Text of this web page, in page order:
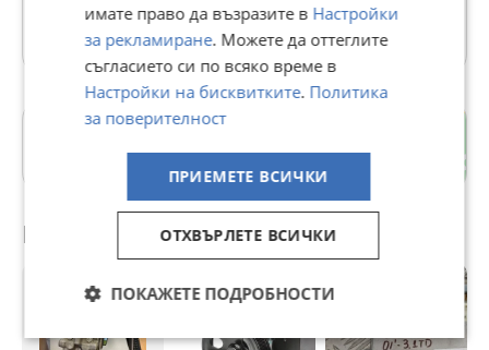
3 Обяви
гр. Пловдив
Препоръчани за теб
имате право да възразите в Настройки
за рекламиране. Можете да оттеглите
съгласието си по всяко време в
Настройки на бисквитките. Политика
за поверителност
ПРИЕМЕТЕ ВСИЧКИ
ОТХВЪРЛЕТЕ ВСИЧКИ
ПОКАЖЕТЕ ПОДРОБНОСТИ